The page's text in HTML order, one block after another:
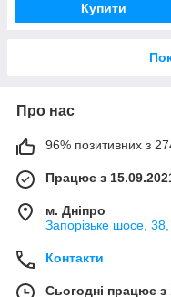
Купити
Про нас
96% позитивних з 274
Працює з
м. Дніпро
Запорізьке шосе,
Контакти
Сьогодні працює з